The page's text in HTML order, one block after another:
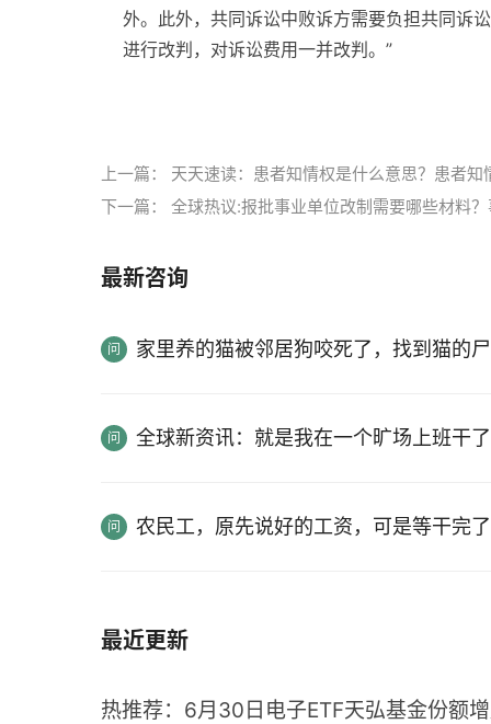
外。此外，共同诉讼中败诉方需要负担共同诉
进行改判，对诉讼费用一并改判。”
上一篇： 天天速读：患者知情权是什么意思？患者
下一篇： 全球热议:报批事业单位改制需要哪些材料
最新咨询
家里养的猫被邻居狗咬死了，找到猫的
全球新资讯：就是我在一个旷场上班干
农民工，原先说好的工资，可是等干完
最近更新
热推荐：6月30日电子ETF天弘基金份额